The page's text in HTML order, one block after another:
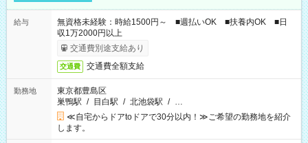
給与
無資格未経験：時給1500円～ ■週払いOK ■扶養内OK ■日
収1万2000円以上
交通費別途支給あり
交通費 交通費全額支給
勤務地
東京都豊島区
巣鴨駅 / 目白駅 / 北池袋駅 / …
≪自宅からドアtoドアで30分以内！≫ご希望の勤務地を紹介
します。